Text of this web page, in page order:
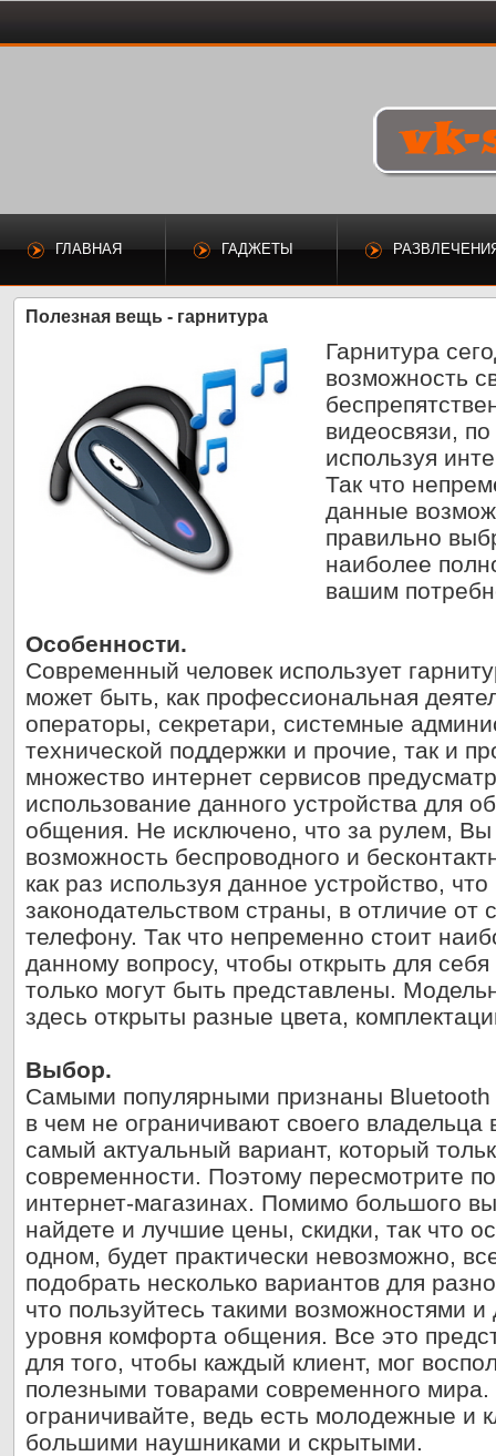
ГЛАВНАЯ ГАДЖЕТЫ
Полезная вещь - гарнитура
Гарнитура
возможность
видеосвязи,
используя
Так что
данные
правильно
наиболее
вашим
Особенности.
Современный человек использует
может быть, как профессиональная
операторы, секретари, системные
технической поддержки и прочие, так и
множество интернет сервисов
использование данного устройства для
общения. Не исключено, что за рулем,
возможность беспроводного и
как раз используя данное устройство,
законодательством страны, в отличие от
телефону. Так что непременно стоит
данному вопросу, чтобы открыть для
только могут быть представлены.
здесь открыты разные цвета,
Выбор.
Самыми популярными признаны Bluetooth
в чем не ограничивают своего владельца
самый актуальный вариант, который
современности. Поэтому пересмотрите
интернет-магазинах. Помимо большого
найдете и лучшие цены, скидки, так что
одном, будет практически невозможно,
подобрать несколько вариантов для
что пользуйтесь такими возможностями
уровня комфорта общения. Все это
для того, чтобы каждый клиент, мог
полезными товарами современного
ограничивайте, ведь есть молодежные и
большими наушниками и скрытыми.